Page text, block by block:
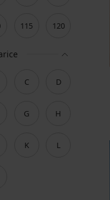
115 120
C D
G H
K L